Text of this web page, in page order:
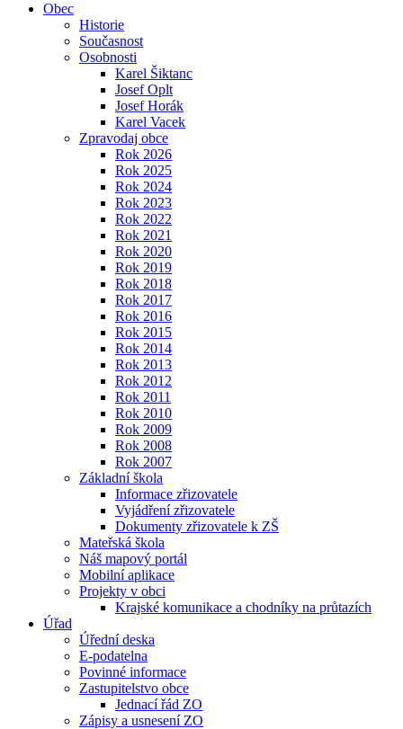
Obec
Historie
Současnost
Osobnosti
Karel Šiktanc
Josef Oplt
Josef Horák
Karel Vacek
Zpravodaj obce
Rok 2026
Rok 2025
Rok 2024
Rok 2023
Rok 2022
Rok 2021
Rok 2020
Rok 2019
Rok 2018
Rok 2017
Rok 2016
Rok 2015
Rok 2014
Rok 2013
Rok 2012
Rok 2011
Rok 2010
Rok 2009
Rok 2008
Rok 2007
Základní škola
Informace zřizovatele
Vyjádření zřizovatele
Dokumenty zřizovatele k ZŠ
Mateřská škola
Náš mapový portál
Mobilní aplikace
Projekty v obci
Krajské komunikace a chodníky na průtazích
Úřad
Úřední deska
E-podatelna
Povinné informace
Zastupitelstvo obce
Jednací řád ZO
Zápisy a usnesení ZO